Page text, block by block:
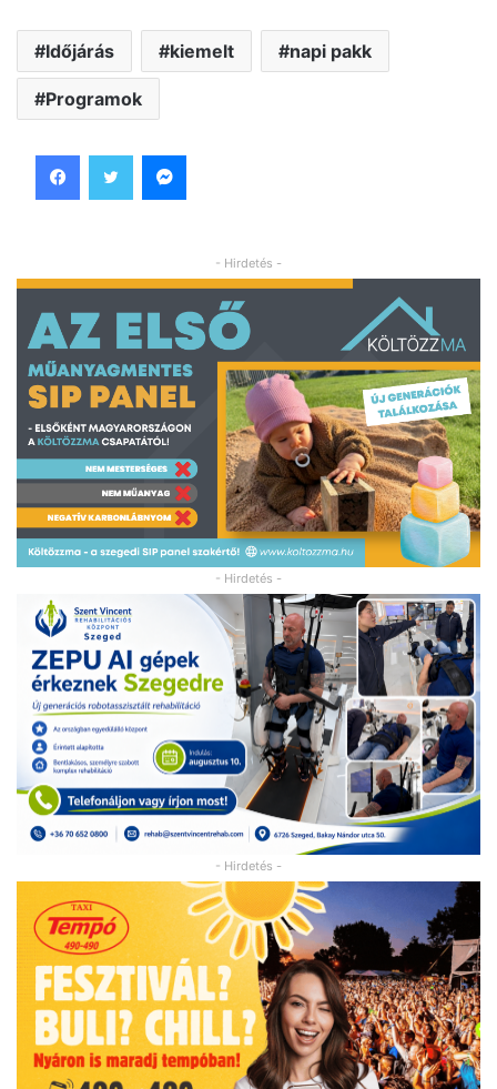
Időjárás kiemelt napi pakk
Programok
- Hirdetés -
- Hirdetés -
- Hirdetés -